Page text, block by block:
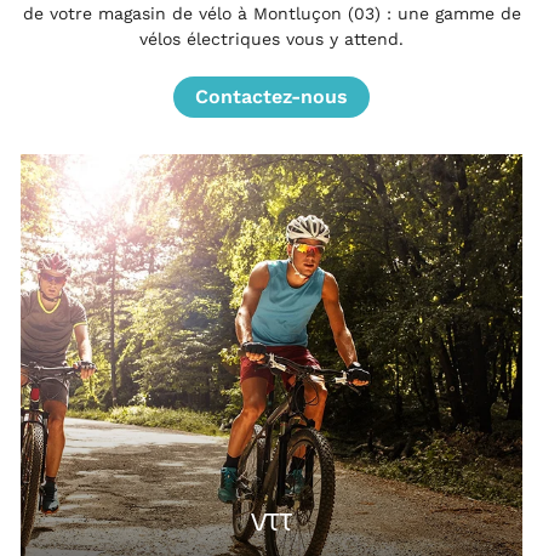
de votre magasin de vélo à Montluçon (03) : une gamme de
vélos électriques vous y attend.
Contactez-nous
VTT